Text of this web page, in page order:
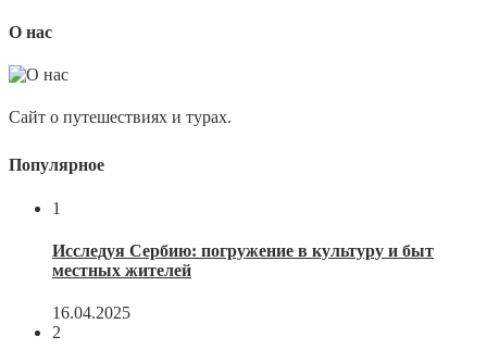
О нас
Сайт о путешествиях и турах.
Популярное
1
Исследуя Сербию: погружение в культуру и быт
местных жителей
16.04.2025
2